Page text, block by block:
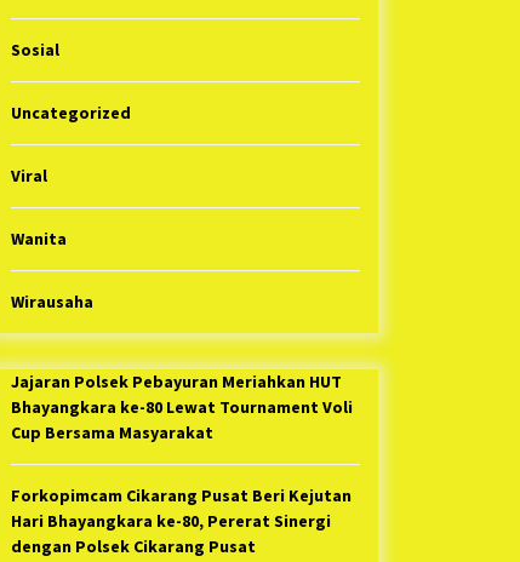
Sosial
Uncategorized
Viral
Wanita
Wirausaha
Jajaran Polsek Pebayuran Meriahkan HUT
Bhayangkara ke-80 Lewat Tournament Voli
Cup Bersama Masyarakat
Forkopimcam Cikarang Pusat Beri Kejutan
Hari Bhayangkara ke-80, Pererat Sinergi
dengan Polsek Cikarang Pusat